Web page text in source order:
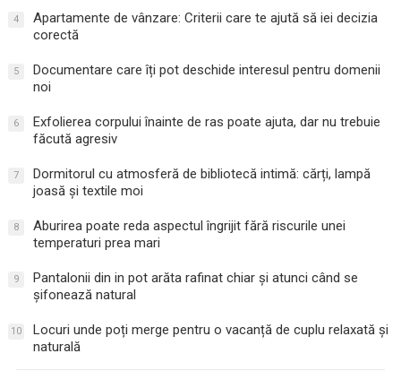
4
Apartamente de vânzare: Criterii care te ajută să iei decizia
corectă
5
Documentare care îți pot deschide interesul pentru domenii
noi
6
Exfolierea corpului înainte de ras poate ajuta, dar nu trebuie
făcută agresiv
7
Dormitorul cu atmosferă de bibliotecă intimă: cărți, lampă
joasă și textile moi
8
Aburirea poate reda aspectul îngrijit fără riscurile unei
temperaturi prea mari
9
Pantalonii din in pot arăta rafinat chiar și atunci când se
șifonează natural
10
Locuri unde poți merge pentru o vacanță de cuplu relaxată și
naturală